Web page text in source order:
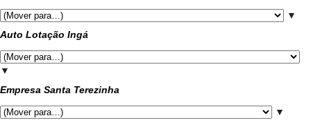
▼
Auto Lotação Ingá
▼
Empresa Santa Terezinha
▼